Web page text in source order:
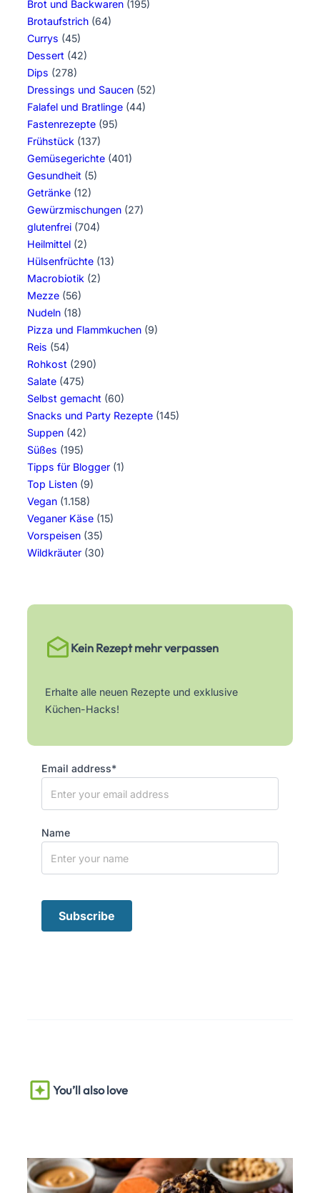
Brot und Backwaren (195)
Brotaufstrich (64)
Currys (45)
Dessert (42)
Dips (278)
Dressings und Saucen (52)
Falafel und Bratlinge (44)
Fastenrezepte (95)
Frühstück (137)
Gemüsegerichte (401)
Gesundheit (5)
Getränke (12)
Gewürzmischungen (27)
glutenfrei (704)
Heilmittel (2)
Hülsenfrüchte (13)
Macrobiotik (2)
Mezze (56)
Nudeln (18)
Pizza und Flammkuchen (9)
Reis (54)
Rohkost (290)
Salate (475)
Selbst gemacht (60)
Snacks und Party Rezepte (145)
Suppen (42)
Süßes (195)
Tipps für Blogger (1)
Top Listen (9)
Vegan (1.158)
Veganer Käse (15)
Vorspeisen (35)
Wildkräuter (30)
Kein Rezept mehr verpassen
Erhalte alle neuen Rezepte und exklusive
Küchen-Hacks!
Email address*
Name
You’ll also love